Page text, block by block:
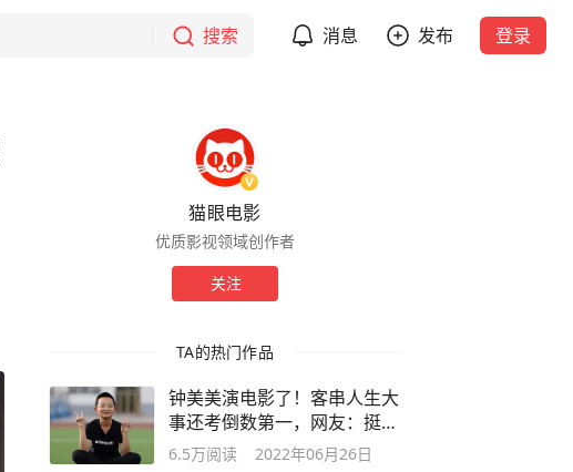
搜索 消息 发布 登录
猫眼电影
优质影视领域创作者
关注
TA的热门作品
钟美美演电影了！客串人生大
事还考倒数第一，网友：挺适
合大荧幕
6.5万阅读 2022年06月26日